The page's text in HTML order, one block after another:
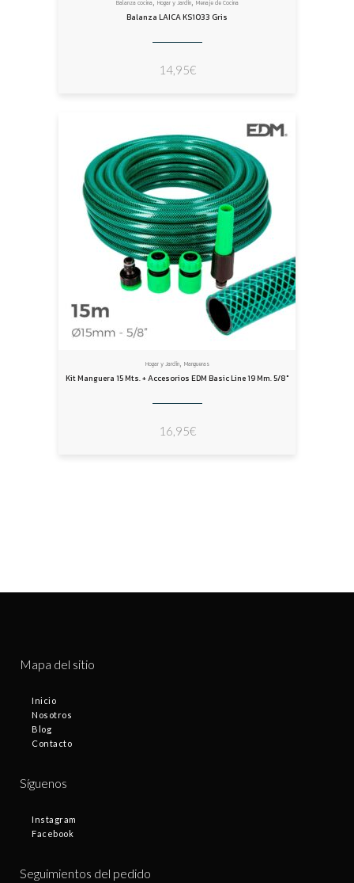
Balanza cocina Hogar y Jardín Menaje de Cocina
Balanza LAICA KS1033 Gris
14,95€
Hogar y Jardín, Mangueras
Kit Manguera 15 Mts. + Accesorios EDM Basic Line 19 Mm. 5/8″
16,95€
Mapa del sitio
Inicio
Nosotros
Blog
Contacto
Síguenos
Instagram
Facebook
Seguimientos del pedido